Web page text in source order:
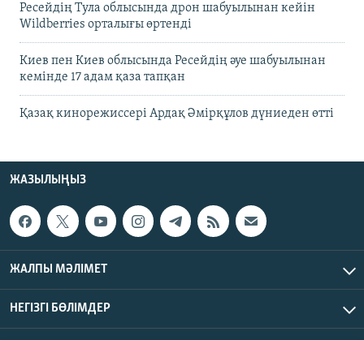
Ресейдің Тула облысында дрон шабуылынан кейін
Wildberries орталығы өртенді
Киев пен Киев облысында Ресейдің әуе шабуылынан
кемінде 17 адам қаза тапқан
Қазақ кинорежиссері Ардақ Әмірқұлов дүниеден өтті
ЖАЗЫЛЫҢЫЗ
ЖАЛПЫ МӘЛІМЕТ
НЕГІЗГІ БӨЛІМДЕР